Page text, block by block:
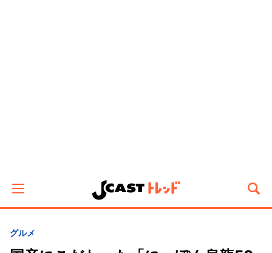
グルメ